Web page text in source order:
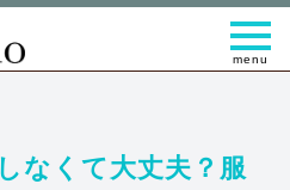
t
o
g
なくて大丈夫？服